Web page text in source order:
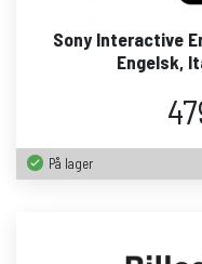
Sony Interactive
Engelsk,
På lager